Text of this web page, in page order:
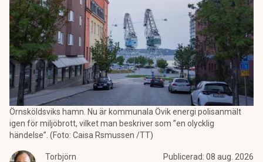
Örnsköldsviks hamn. Nu är kommunala Övik energi polisanmält
igen för miljöbrott, vilket man beskriver som ”en olycklig
händelse”. (Foto: Caisa Rsmussen /TT)
Torbjörn
Publicerad: 08 aug. 2026